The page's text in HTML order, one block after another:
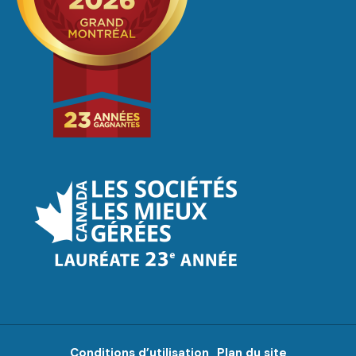
Conditions d’utilisation Plan du site